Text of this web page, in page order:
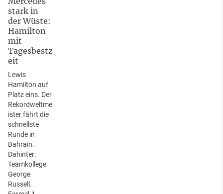
stark in
der Wüste:
Hamilton
mit
Tagesbestz
eit
Lewis
Hamilton auf
Platz eins. Der
Rekordweltme
ister fährt die
schnellste
Runde in
Bahrain.
Dahinter:
Teamkollege
George
Russell.